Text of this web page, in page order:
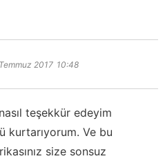
2017 10:48
teşekkür edeyim
kurtarıyorum. Ve bu
size sonsuz